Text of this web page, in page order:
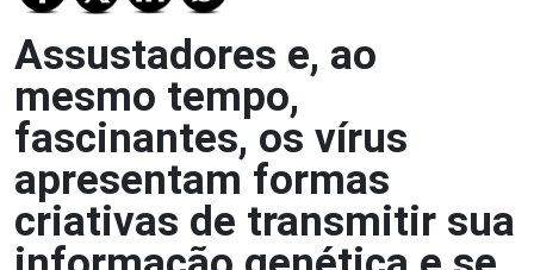
Assustadores e, ao
mesmo tempo,
fascinantes, os vírus
apresentam formas
criativas de transmitir sua